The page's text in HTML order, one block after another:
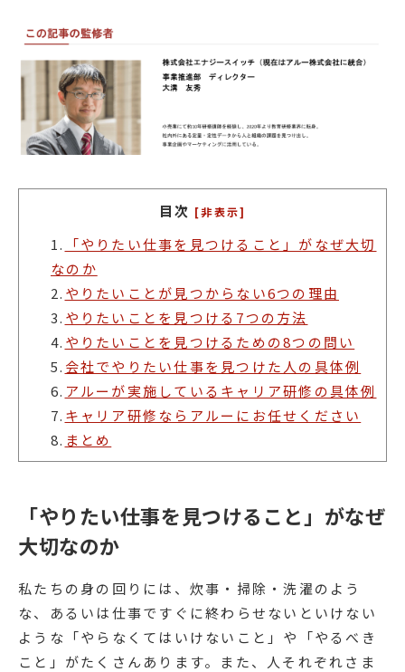
目次 [非表示]
1.
「やりたい仕事を見つけること」がなぜ大切
なのか
2. やりたいことが見つからない6つの理由
3. やりたいことを見つける7つの方法
4. やりたいことを見つけるための8つの問い
5. 会社でやりたい仕事を見つけた人の具体例
6. アルーが実施しているキャリア研修の具体例
7. キャリア研修ならアルーにお任せください
8. まとめ
「やりたい仕事を見つけること」がなぜ
大切なのか
私たちの身の回りには、炊事・掃除・洗濯のよう
な、あるいは仕事ですぐに終わらせないといけない
ような「やらなくてはいけないこと」や「やるべき
こと」がたくさんあります。また、人それぞれさま